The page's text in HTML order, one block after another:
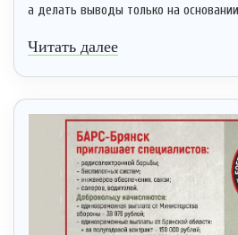
а делать выводы только на
Читать далее